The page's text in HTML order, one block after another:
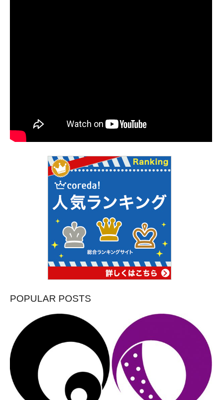
POPULAR POSTS